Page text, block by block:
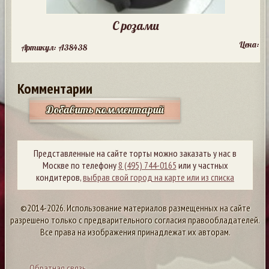
С розами
Артикул: A38438 Цена:
Комментарии
Добавить комментарий
Представленные на сайте торты можно заказать у нас в
Москве по телефону8 (495) 744-0165 или у частных
кондитеров,выбрав свой город на карте или из списка
©2014-2026. Использование материалов размещенных на сайте
разрешено только с предварительного согласия правообладателей.
Все права на изображения принадлежат их авторам.